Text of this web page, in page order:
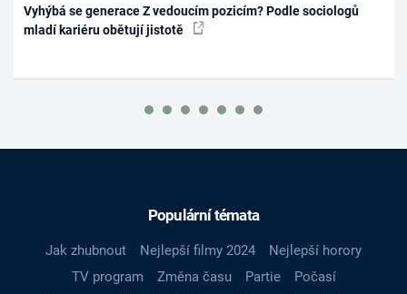
Vyhýbá se generace Z vedoucím pozicím? Podle sociologů
mladí kariéru obětují jistotě
Populární témata
Jak zhubnout Nejlepší filmy 2024
Nejlepší horory
TV program
Změna času Partie
Počasí